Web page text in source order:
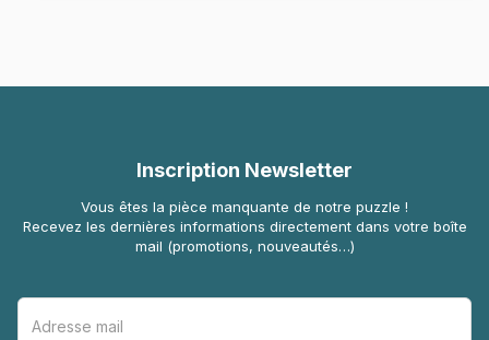
Inscription Newsletter
Vous êtes la pièce manquante de notre puzzle !
Recevez les dernières informations directement dans votre boîte
mail (promotions, nouveautés…)